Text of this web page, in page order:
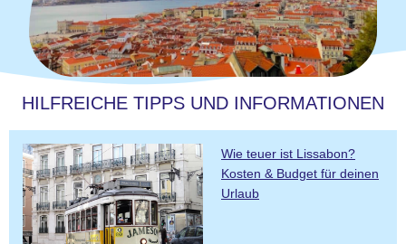
HILFREICHE TIPPS UND INFORMATIONEN
Wie teuer ist Lissabon?
Kosten & Budget für deinen
Urlaub